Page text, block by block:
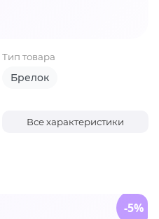
Тип товара
Брелок
Все характеристики
-5%